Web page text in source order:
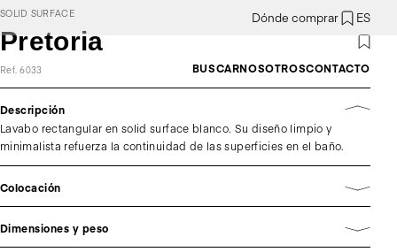
Dónde comprar ES
BUSCARNOSOTROSCONTACTO
SOLID SURFACE
Pretoria
Ref. 6033
Descripción
Lavabo rectangular en solid surface blanco. Su diseño limpio y
minimalista refuerza la continuidad de las superficies en el baño.
Colocación
Dimensiones y peso